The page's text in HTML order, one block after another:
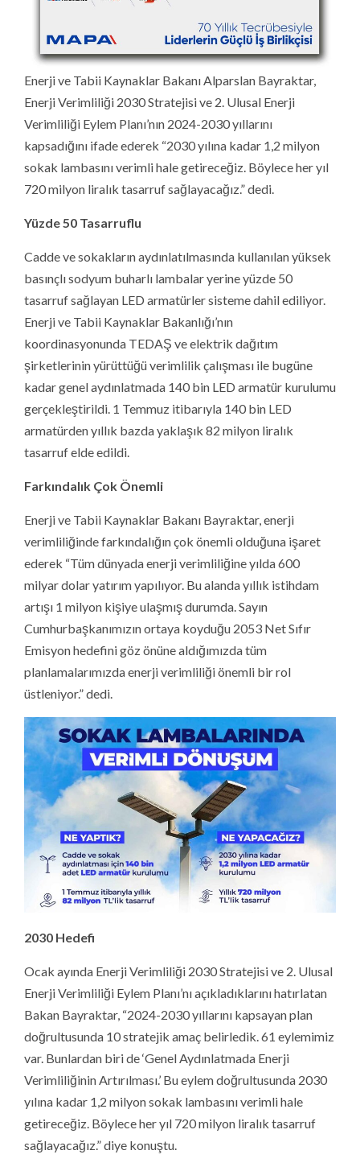
Enerji ve Tabii Kaynaklar Bakanı Alparslan Bayraktar,
Enerji Verimliliği 2030 Stratejisi ve 2. Ulusal Enerji
Verimliliği Eylem Planı’nın 2024-2030 yıllarını
kapsadığını ifade ederek “2030 yılına kadar 1,2 milyon
sokak lambasını verimli hale getireceğiz. Böylece her yıl
720 milyon liralık tasarruf sağlayacağız.” dedi.
Yüzde 50 Tasarruflu
Cadde ve sokakların aydınlatılmasında kullanılan yüksek
basınçlı sodyum buharlı lambalar yerine yüzde 50
tasarruf sağlayan LED armatürler sisteme dahil ediliyor.
Enerji ve Tabii Kaynaklar Bakanlığı’nın
koordinasyonunda TEDAŞ ve elektrik dağıtım
şirketlerinin yürüttüğü verimlilik çalışması ile bugüne
kadar genel aydınlatmada 140 bin LED armatür kurulumu
gerçekleştirildi. 1 Temmuz itibarıyla 140 bin LED
armatürden yıllık bazda yaklaşık 82 milyon liralık
tasarruf elde edildi.
Farkındalık Çok Önemli
Enerji ve Tabii Kaynaklar Bakanı Bayraktar, enerji
verimliliğinde farkındalığın çok önemli olduğuna işaret
ederek “Tüm dünyada enerji verimliliğine yılda 600
milyar dolar yatırım yapılıyor. Bu alanda yıllık istihdam
artışı 1 milyon kişiye ulaşmış durumda. Sayın
Cumhurbaşkanımızın ortaya koyduğu 2053 Net Sıfır
Emisyon hedefini göz önüne aldığımızda tüm
planlamalarımızda enerji verimliliği önemli bir rol
üstleniyor.” dedi.
2030 Hedefi
Ocak ayında Enerji Verimliliği 2030 Stratejisi ve 2. Ulusal
Enerji Verimliliği Eylem Planı’nı açıkladıklarını hatırlatan
Bakan Bayraktar, “2024-2030 yıllarını kapsayan plan
doğrultusunda 10 stratejik amaç belirledik. 61 eylemimiz
var. Bunlardan biri de ‘Genel Aydınlatmada Enerji
Verimliliğinin Artırılması.’ Bu eylem doğrultusunda 2030
yılına kadar 1,2 milyon sokak lambasını verimli hale
getireceğiz. Böylece her yıl 720 milyon liralık tasarruf
sağlayacağız.” diye konuştu.